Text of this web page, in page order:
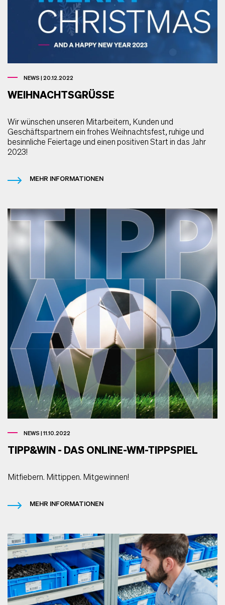
NEWS | 20.12.2022
WEIHNACHTSGRÜSSE
Wir wünschen unseren Mitarbeitern, Kunden und
Geschäftspartnern ein frohes Weihnachtsfest, ruhige und
besinnliche Feiertage und einen positiven Start in das Jahr
2023!
MEHR INFORMATIONEN
NEWS | 11.10.2022
TIPP&WIN - DAS ONLINE-WM-TIPPSPIEL
Mitfiebern. Mittippen. Mitgewinnen!
MEHR INFORMATIONEN